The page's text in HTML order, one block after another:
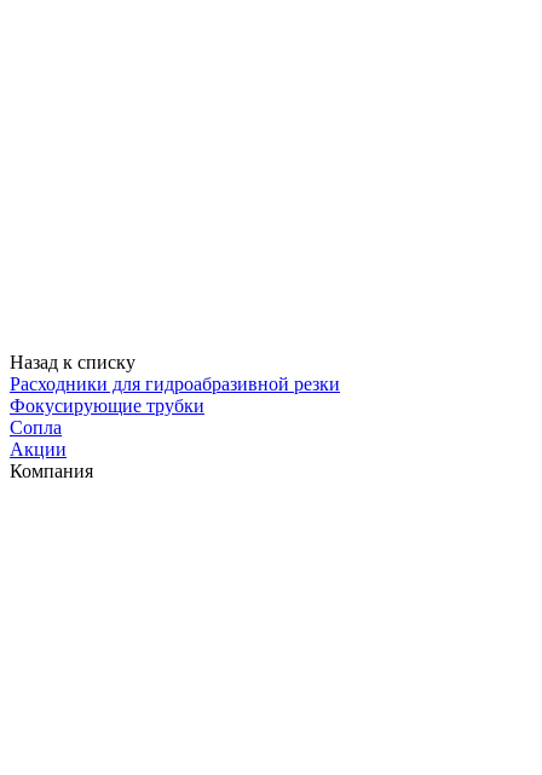
Назад к списку
Расходники для гидроабразивной резки
Фокусирующие трубки
Сопла
Акции
Компания